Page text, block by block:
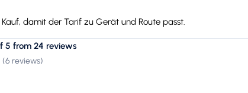
damit der Tarif zu Gerät und Route passt.
5 from 24 reviews
(6 reviews)